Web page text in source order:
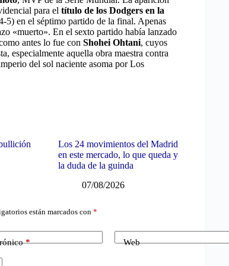
para el título de los Dodgers en la
5) en el séptimo partido de la final. Apenas
«muerto». En el sexto partido había lanzado
antes lo fue con Shohei Ohtani, cuyos
especialmente aquella obra maestra contra
del sol naciente asoma por Los
Los 24 movimientos del Madrid
en este mercado, lo que queda y
la duda de la guinda
07/08/2026
están marcados con *
* Web